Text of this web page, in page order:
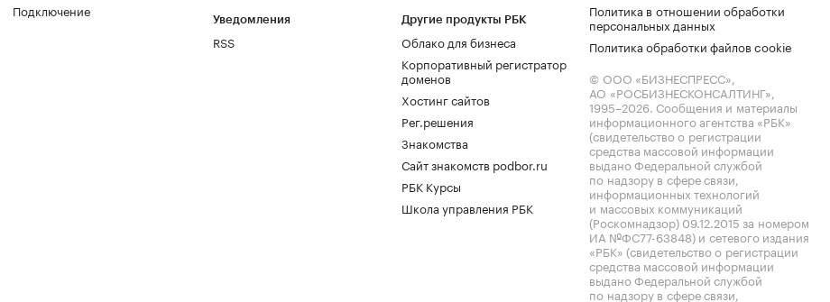
Подключение
Уведомления
RSS
Другие продукты РБК
Облако для бизнеса
Корпоративный регистратор
доменов
Хостинг сайтов
Рег.решения
Знакомства
Сайт знакомств podbor.ru
РБК Курсы
Школа управления РБК
Политика в отношении обработки
персональных данных
Политика обработки файлов cookie
© ООО «БИЗНЕСПРЕСС»,
АО «РОСБИЗНЕСКОНСАЛТИНГ»,
1995–2026. Сообщения и материалы
информационного агентства «РБК»
(свидетельство о регистрации
средства массовой информации
выдано Федеральной службой
по надзору в сфере связи,
информационных технологий
и массовых коммуникаций
(Роскомнадзор) 09.12.2015 за номером
ИА №ФС77-63848) и сетевого издания
«РБК» (свидетельство о регистрации
средства массовой информации
выдано Федеральной службой
по надзору в сфере связи,